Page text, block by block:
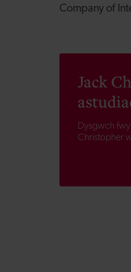
Company of
Jack
Dysgwch fwy
Christopher